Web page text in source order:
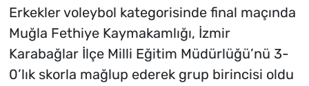
Erkekler voleybol kategorisinde final maçında
Muğla Fethiye Kaymakamlığı, İzmir
Karabağlar İlçe Milli Eğitim Müdürlüğü’nü 3-
0’lık skorla mağlup ederek grup birincisi oldu